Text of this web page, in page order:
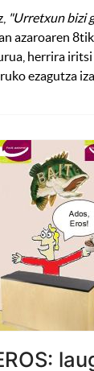
"Urretxun bizi
azaroaren
herrira
ezagutza